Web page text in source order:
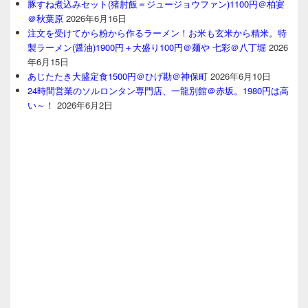
豚すね煮込みセット(猪肘飯＝ジュージョウファン)1100円＠柏宴
＠秋葉原 2026年6月16日
注文を受けてから粉から作るラーメン！お米も玄米から精米。特
製ラーメン(醤油)1900円＋大盛り100円＠麺や 七彩＠八丁堀 2026
年6月15日
あじたたき大盛定食1500円＠ひげ勘＠神保町 2026年6月10日
24時間営業のソルロンタン専門店、一龍別館＠赤坂。1980円は高
い～！ 2026年6月2日